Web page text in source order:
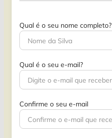
Qual é o seu nome completo?
Qual é o seu e-mail?
Confirme o seu e-mail